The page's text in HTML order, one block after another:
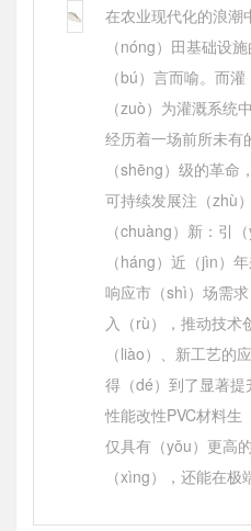
在农业现代化的浪潮
（nóng）田基础设
（bú）言而喻。而
（zuò）为灌溉系统
经历着一场前所未有
（shēng）级的革
可持续发展注（zhù
（chuàng）新：引
（háng）近（jìn）
响应市（shì）场需
入（rù），推动技术
（liào）、新工艺的
得（dé）到了显著
性能改性PVC材料生
仅具有（yǒu）更高
（xìng），还能在极